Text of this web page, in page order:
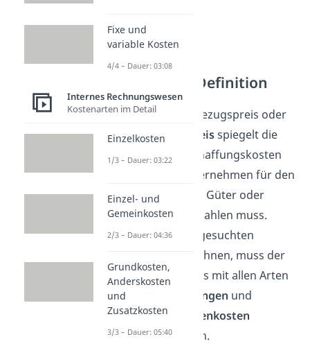
Bezugspreis Definition
Der sogenannte Bezugspreis oder
auchEinstandspreisspiegelt die
endgültigen Anschaffungskosten
wider, die ein Unternehmen für den
Bezug bestimmter Güter oder
Dienstleistungen zahlen muss.
Möchte man den gesuchten
Bezugspreis berechnen, muss der
Listeneinkaufspreis mit allen Arten
von
Preisminderungen und
Anschaffungsnebenkosten
verrechnet werden.
Fixe und
variable Kosten
4/4 – Dauer: 03:08
Internes Rechnungswesen
Kostenarten im Detail
Einzelkosten
1/3 – Dauer: 03:22
Einzel- und
Gemeinkosten
2/3 – Dauer: 04:36
Grundkosten,
Anderskosten
und
Zusatzkosten
3/3 – Dauer: 05:40